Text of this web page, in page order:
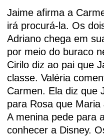
Jaime afirma a
irá procurá-la. Os
Adriano chega em
por meio do buraco
Cirilo diz ao pai que
classe. Valéria
Carmen. Ela diz que
para Rosa que
A menina pede para
conhecer a Disney.